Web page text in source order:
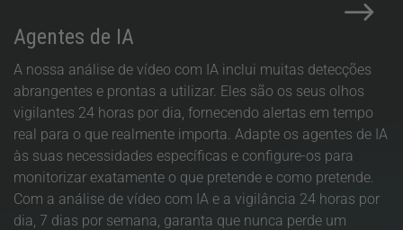
$
Agentes de IA
A nossa análise de vídeo com IA inclui muitas detecções
abrangentes e prontas a utilizar. Eles são os seus olhos
vigilantes 24 horas por dia, fornecendo alertas em tempo
real para o que realmente importa. Adapte os agentes de IA
às suas necessidades específicas e configure-os para
monitorizar exatamente o que pretende e como pretende.
Com a análise de vídeo com IA e a vigilância 24 horas por
dia, 7 dias por semana, garanta que nunca perde um